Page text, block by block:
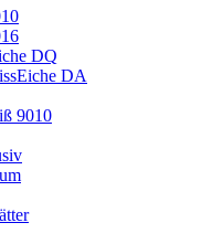
DQ
DA
9010